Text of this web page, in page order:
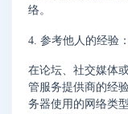
络。
4. 参考他人的经验：
在论坛、社交媒体
管服务提供商的经
务器使用的网络类